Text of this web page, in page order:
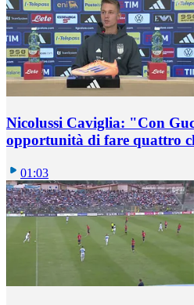
Nicolussi Caviglia: "Con
opportunità di fare quattro
01:03